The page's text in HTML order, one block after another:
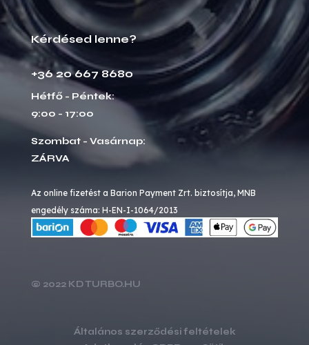
Kérdésed lenne?
+36 20 667 8680
Hétfő - Péntek:
9:00 - 17:00
Szombat - Vasárnap:
ZÁRVA
Az online fizetést a Barion Payment Zrt. biztosítja, MNB
engedély száma: H-EN-I-1064/2013
© 2022 KD TURBO.HU
Általános szerződési feltételek